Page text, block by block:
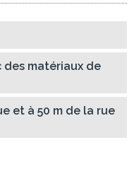
des matériaux de
et à 50 m de la rue